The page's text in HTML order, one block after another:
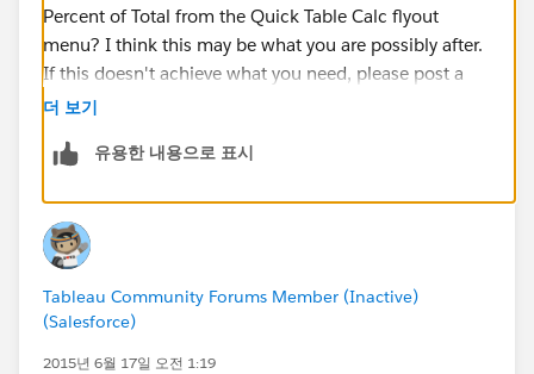
Percent of Total from the Quick Table Calc flyout
menu? I think this may be what you are possibly after.
If this doesn't achieve what you need, please post a
sample workbook--fake data is fine--with where you
expected to be.
I hope this helps,
Dan Huff
더 보기
유용한 내용으로 표시
Tableau Community Forums Member (Inactive)
(Salesforce)
2015년 6월 17일 오전 1:19